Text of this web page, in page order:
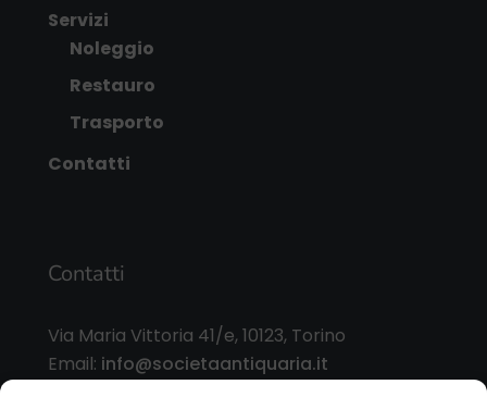
Servizi
Noleggio
Restauro
Trasporto
Contatti
Contatti
Via Maria Vittoria 41/e, 10123, Torino
Email: info@societaantiquaria.it